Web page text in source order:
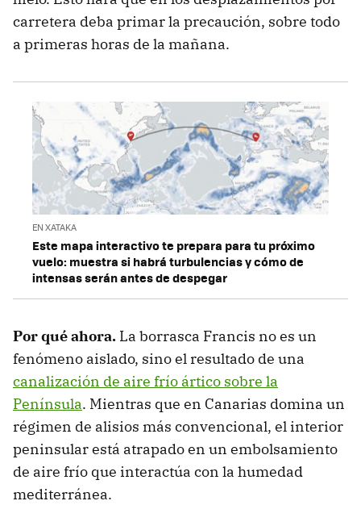
carretera deba primar la precaución, sobre todo
a primeras horas de la mañana.
EN XATAKA
Este mapa interactivo te prepara para tu próximo
vuelo: muestra si habrá turbulencias y cómo de
intensas serán antes de despegar
Por qué ahora. La borrasca Francis no es un
fenómeno aislado, sino el resultado de una
canalización de aire frío ártico sobre la
Península. Mientras que en Canarias domina un
régimen de alisios más convencional, el interior
peninsular está atrapado en un embolsamiento
de aire frío que interactúa con la humedad
mediterránea.